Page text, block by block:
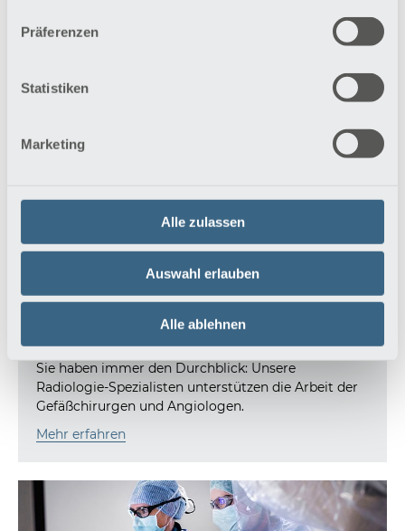
Präferenzen
Statistiken
Marketing
Alle zulassen
Auswahl erlauben
Alle ablehnen
Die Mediziner der Klinik für Angiologie sind auf
Mehr erfahren
Sie haben immer den Durchblick: Unsere
Radiologie-Spezialisten unterstützen die Arbeit der
Gefäßchirurgen und Angiologen.
Mehr erfahren